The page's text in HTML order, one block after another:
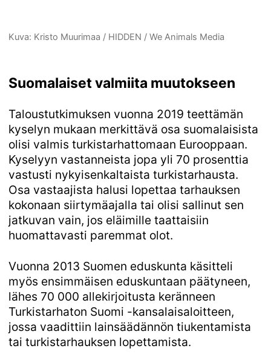
Kuva: Kristo Muurimaa / HIDDEN / We Animals Media
Suomalaiset valmiita muutok­seen
Taloustutkimuksen vuonna 2019 teettämän
kyselyn mukaan merkittävä osa suomalaisista
olisi valmis turkistarhattomaan Eurooppaan.
Kyselyyn vastanneista jopa yli 70 prosenttia
vastusti nykyisenkaltaista turkistarhausta.
Osa vastaajista halusi lopettaa tarhauksen
kokonaan siirtymäajalla tai olisi sallinut sen
jatkuvan vain, jos eläimille taattaisiin
huomattavasti paremmat olot.
Vuonna 2013 Suomen eduskunta käsitteli
myös ensimmäisen eduskuntaan päätyneen,
lähes 70 000 allekirjoitusta keränneen
Turkistarhaton Suomi -kansalaisaloitteen,
jossa vaadittiin lainsäädännön tiukentamista
tai turkistarhauksen lopettamista.